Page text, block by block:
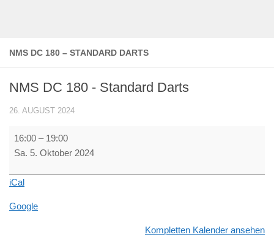
NMS DC 180 – STANDARD DARTS
NMS DC 180 - Standard Darts
26. AUGUST 2024
NMS
DC
-
Darts
16:00 – 19:00
Sa. 5. Oktober 2024
iCal
Google
Kompletten Kalender ansehen